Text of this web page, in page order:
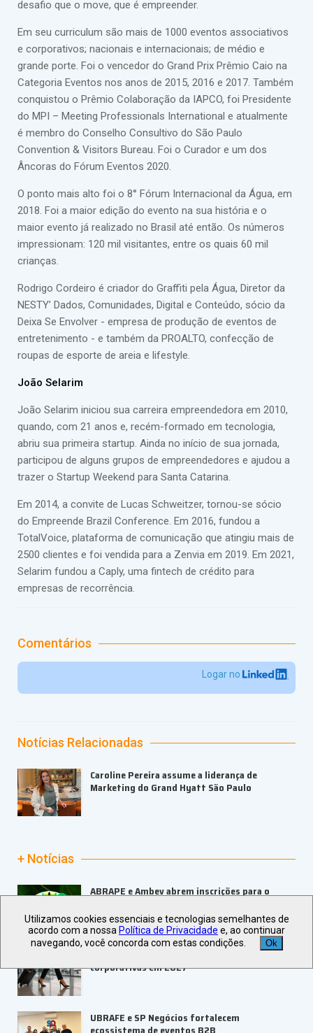
desafio que o move, que é empreender.
Em seu curriculum são mais de 1000 eventos associativos
e corporativos; nacionais e internacionais; de médio e
grande porte. Foi o vencedor do Grand Prix Prêmio Caio na
Categoria Eventos nos anos de 2015, 2016 e 2017. Também
conquistou o Prêmio Colaboração da IAPCO, foi Presidente
do MPI – Meeting Professionals International e atualmente
é membro do Conselho Consultivo do São Paulo
Convention & Visitors Bureau. Foi o Curador e um dos
Âncoras do Fórum Eventos 2020.
O ponto mais alto foi o 8° Fórum Internacional da Água, em
2018. Foi a maior edição do evento na sua história e o
maior evento já realizado no Brasil até então. Os números
impressionam: 120 mil visitantes, entre os quais 60 mil
crianças.
Rodrigo Cordeiro é criador do Graffiti pela Água, Diretor da
NESTY’ Dados, Comunidades, Digital e Conteúdo, sócio da
Deixa Se Envolver - empresa de produção de eventos de
entretenimento - e também da PROALTO, confecção de
roupas de esporte de areia e lifestyle.
João Selarim
João Selarim iniciou sua carreira empreendedora em 2010,
quando, com 21 anos e, recém-formado em tecnologia,
abriu sua primeira startup. Ainda no início de sua jornada,
participou de alguns grupos de empreendedores e ajudou a
trazer o Startup Weekend para Santa Catarina.
Em 2014, a convite de Lucas Schweitzer, tornou-se sócio
do Empreende Brazil Conference. Em 2016, fundou a
TotalVoice, plataforma de comunicação que atingiu mais de
2500 clientes e foi vendida para a Zenvia em 2019. Em 2021,
Selarim fundou a Caply, uma fintech de crédito para
empresas de recorrência.
Comentários
Logar no
Notícias Relacionadas
Caroline Pereira assume a liderança de
Marketing do Grand Hyatt São Paulo
+ Notícias
ABRAPE e Ambev abrem inscrições para o
ALAGEV aponta tendências para viagens
corporativas em 2027
UBRAFE e SP Negócios fortalecem
Utilizamos cookies essenciais e tecnologias semelhantes de
acordo com a nossa Política de Privacidade e, ao continuar
navegando, você concorda com estas condições.
Ok